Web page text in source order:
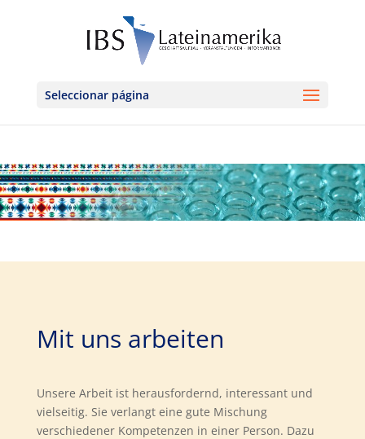
Seleccionar página
Mit uns arbeiten
Unsere Arbeit ist herausfordernd, interessant und
vielseitig. Sie verlangt eine gute Mischung
verschiedener Kompetenzen in einer Person. Dazu